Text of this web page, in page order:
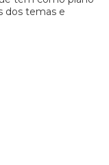
dos temas e